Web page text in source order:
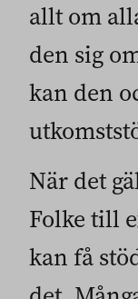
allt om
den sig
kan den
När det
Folke till
kan få